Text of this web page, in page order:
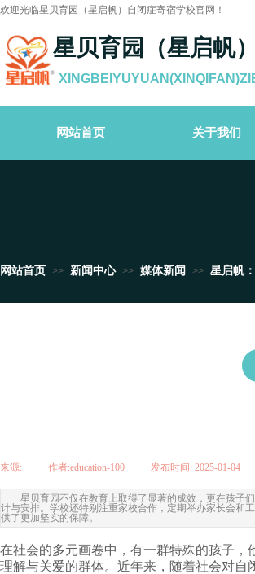
星贝育园（星启帆
欢迎光临星贝育园（星启帆）自闭症寄宿学校官网！
网站首页 关于我们
网站首页 >> 新闻中心 >> 媒体新闻 >> 星启帆
来源: 作者:education-100 发布时间: 2025-01-04
星贝育园不仅在教育上取得了显著的成效，更在孩子
计与安排。学校还特别注重家校合作，定期举办家长会和
供了更加坚实的保障。
在社会的多元画卷中，有一群特殊的孩子
理解与关爱的群体。近年来，随着社会对